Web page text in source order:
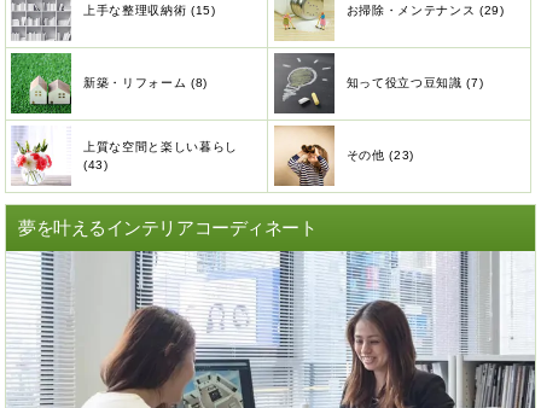
上手な整理収納術 (15) お掃除・メンテナンス (29)
新築・リフォーム (8) 知って役立つ豆知識 (7)
上質な空間と楽しい暮らし
(43)
その他 (23)
夢を叶えるインテリアコーディネート